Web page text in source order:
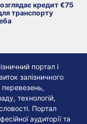
кредит €75
транспорту
портал і
залізничного
технологій,
Портал
аудиторії та